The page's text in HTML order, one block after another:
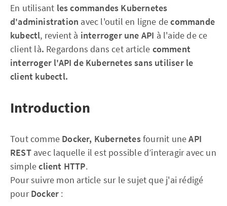
En utilisant les commandes Kubernetes
d'administration avec l'outil en ligne decommande
kubectl, revient à interroger une API à l'aide de ce
client là. Regardons dans cet article comment
interroger l'API de Kubernetes sans utiliser le
client kubectl.
Introduction
Tout comme Docker, Kubernetesfournit uneAPI
RESTavec laquelle il est possible d’interagir avec un
simpleclient HTTP.
Pour suivre mon article sur le sujet que j'ai rédigé
pourDocker :